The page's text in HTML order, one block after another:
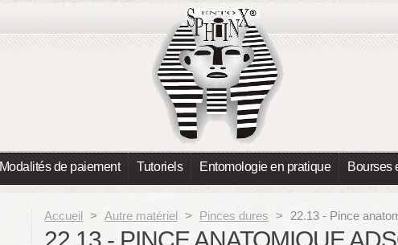
Modalités de paiement Tutoriels Entomologie en pratique Bourses
Accueil > Autre matériel > Pinces dures > 22.13 - Pince